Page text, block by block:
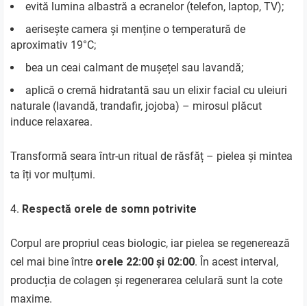
evită lumina albastră a ecranelor (telefon, laptop, TV);
aerisește camera și menține o temperatură de
aproximativ 19°C;
bea un ceai calmant de mușețel sau lavandă;
aplică o cremă hidratantă sau un elixir facial cu uleiuri
naturale (lavandă, trandafir, jojoba) – mirosul plăcut
induce relaxarea.
Transformă seara într-un ritual de răsfăț – pielea și mintea
ta îți vor mulțumi.
Respectă orele de somn potrivite
Corpul are propriul ceas biologic, iar pielea se regenerează
cel mai bine între orele 22:00 și 02:00. În acest interval,
producția de colagen și regenerarea celulară sunt la cote
maxime.